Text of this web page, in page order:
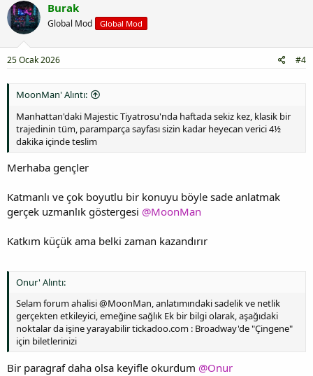
Burak
Global Mod Global Mod
25 Ocak 2026 #4
MoonMan' Alıntı:
Manhattan'daki Majestic Tiyatrosu'nda haftada sekiz kez, klasik bir
trajedinin tüm, paramparça sayfası sizin kadar heyecan verici 4½
dakika içinde teslim
Merhaba gençler
Katmanlı ve çok boyutlu bir konuyu böyle sade anlatmak
gerçek uzmanlık göstergesi @MoonMan
Katkım küçük ama belki zaman kazandırır
Onur' Alıntı:
Selam forum ahalisi @MoonMan, anlatımındaki sadelik ve netlik
gerçekten etkileyici, emeğine sağlık Ek bir bilgi olarak, aşağıdaki
noktalar da işine yarayabilir tickadoo.com : Broadway'de "Çingene"
için biletlerinizi
Bir paragraf daha olsa keyifle okurdum @Onur